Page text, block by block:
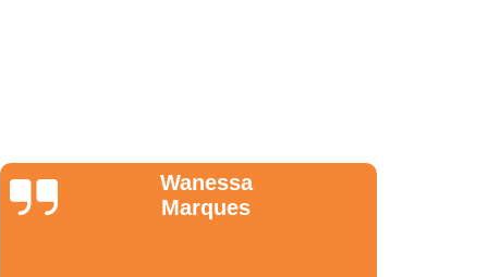
de Obras em São Paulo
Obras em São Paulo
Anderson
Nunes